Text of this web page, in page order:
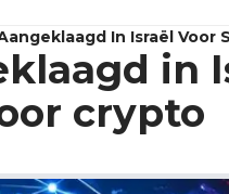
In Israël Voor
in
crypto